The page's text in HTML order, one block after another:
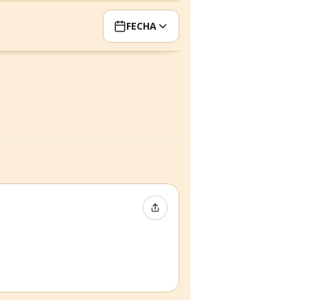
FECHA
Compartir evento